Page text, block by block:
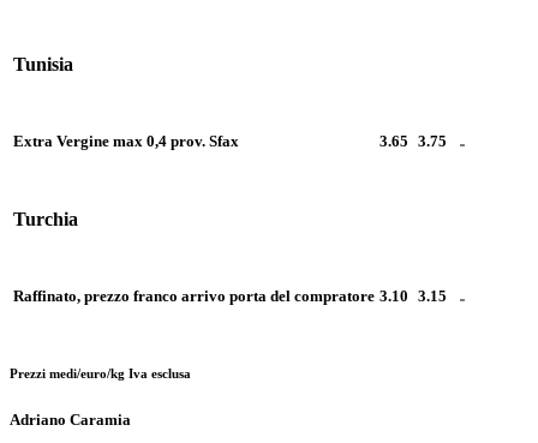
Tunisia
Extra Vergine max 0,4 prov. Sfax 3.65 3.75
Turchia
Raffinato, prezzo franco arrivo porta del compratore 3.10 3.15
Prezzi medi/euro/kg Iva esclusa
Adriano Caramia